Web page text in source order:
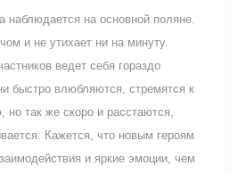
наблюдается на основной поляне.
и не утихает ни на минуту.
ведет себя гораздо
быстро влюбляются, стремятся к
но так же скоро и расстаются,
Кажется, что новым героям
и яркие эмоции, чем